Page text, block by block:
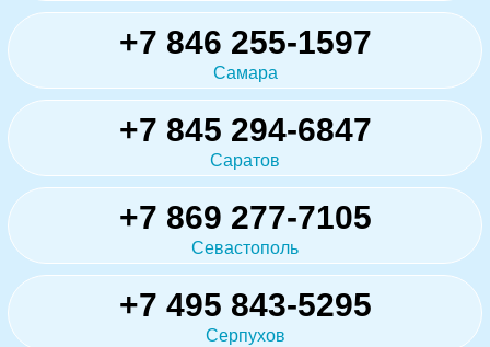
+7 846 255-1597
Самара
+7 845 294-6847
Саратов
+7 869 277-7105
Севастополь
+7 495 843-5295
Серпухов